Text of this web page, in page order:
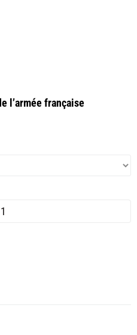
l’armée française